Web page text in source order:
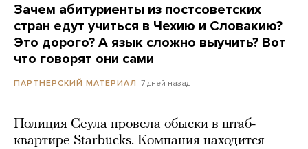
Зачем абитуриенты из постсоветских
стран едут учиться в Чехию и Словакию?
Это дорого? А язык сложно выучить? Вот
что говорят они сами
ПАРТНЕРСКИЙ МАТЕРИАЛ 7 дней назад
Полиция Сеула провела обыски в штаб-
квартире Starbucks. Компания находится